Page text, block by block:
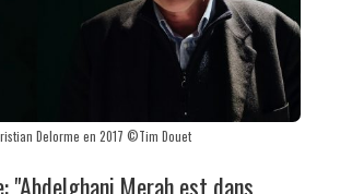
Delorme en 2017 ©Tim Douet
"Abdelghani Merah est dans